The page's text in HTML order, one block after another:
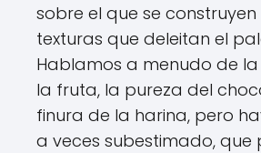
sobre el que se
texturas que deleitan el
Hablamos a menudo de
la fruta, la pureza del
finura de la harina, pero
a veces subestimado, que